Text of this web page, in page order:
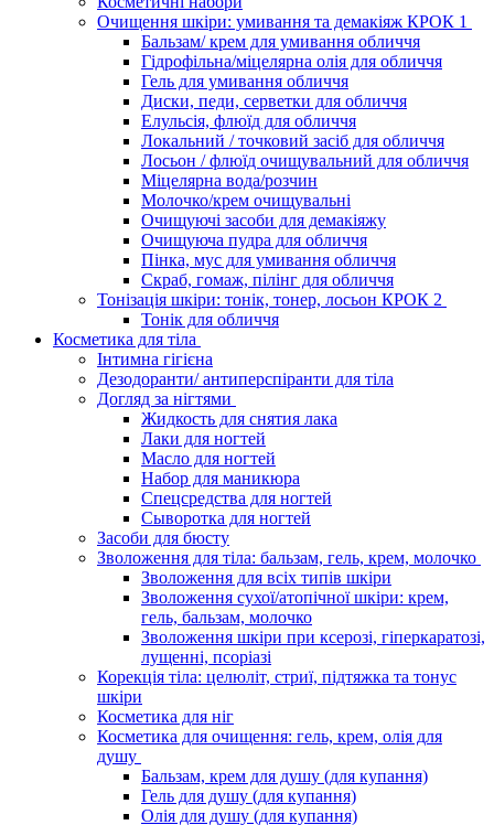
Очищення шкіри: умивання та демакіяж КРОК 1
Бальзам/ крем для умивання обличчя
Гідрофільна/міцелярна олія для обличчя
Гель для умивання обличчя
Диски, педи, серветки для обличчя
Елульсія, флюїд для обличчя
Локальний / точковий засіб для обличчя
Лосьон / флюїд очищувальний для обличчя
Міцелярна вода/розчин
Молочко/крем очищувальні
Очищуючі засоби для демакіяжу
Очищуюча пудра для обличчя
Пінка, мус для умивання обличчя
Скраб, гомаж, пілінг для обличчя
Тонізація шкіри: тонік, тонер, лосьон КРОК 2
Тонік для обличчя
Косметика для тіла
Інтимна гігієна
Дезодоранти/ антиперспіранти для тіла
Догляд за нігтями
Жидкость для снятия лака
Лаки для ногтей
Масло для ногтей
Набор для маникюра
Спецсредства для ногтей
Сыворотка для ногтей
Засоби для бюсту
Зволоження для тіла: бальзам, гель, крем, молочко
Зволоження для всіх типів шкіри
Зволоження сухої/атопічної шкіри: крем,
гель, бальзам, молочко
Зволоження шкіри при ксерозі, гіперкаратозі,
лущенні, псоріазі
Корекція тіла: целюліт, стриї, підтяжка та тонус
шкіри
Косметика для ніг
Косметика для очищення: гель, крем, олія для
душу
Бальзам, крем для душу (для купання)
Гель для душу (для купання)
Олія для душу (для купання)